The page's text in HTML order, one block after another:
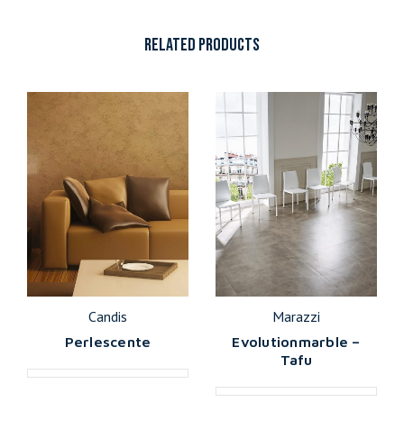
RELATED PRODUCTS
Candis
Perlescente
Marazzi
Evolutionmarble –
Tafu